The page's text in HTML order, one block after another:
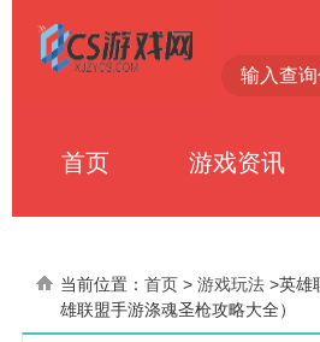
首页 游戏资讯
当前位置： 首页 > 游戏玩法 >英雄
雄联盟手游涤魂圣枪攻略大全）